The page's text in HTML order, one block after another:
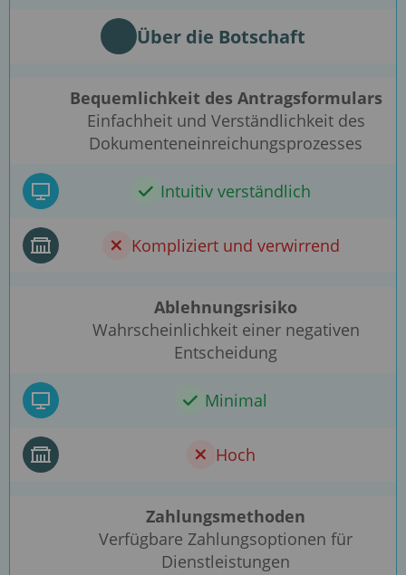
Über die Botschaft
Bequemlichkeit des Antragsformulars
Einfachheit und Verständlichkeit des
Dokumenteneinreichungsprozesses
Intuitiv verständlich
Kompliziert und verwirrend
Ablehnungsrisiko
Wahrscheinlichkeit einer negativen
Entscheidung
Minimal
Hoch
Zahlungsmethoden
Verfügbare Zahlungsoptionen für
Dienstleistungen